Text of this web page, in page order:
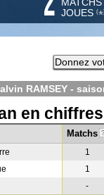
JOUES (*
Donnez
RAMSEY -
en
Matchs ?
1
1
-